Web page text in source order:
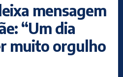
mensagem
“Um dia
muito orgulho